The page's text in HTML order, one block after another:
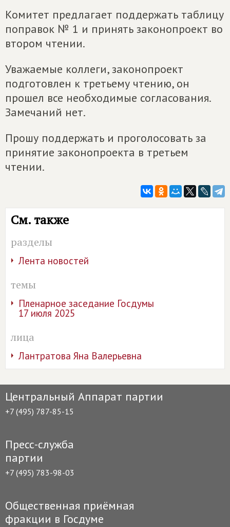
Комитет предлагает поддержать таблицу
поправок № 1 и принять законопроект во
втором чтении.
Уважаемые коллеги, законопроект
подготовлен к третьему чтению, он
прошел все необходимые согласования.
Замечаний нет.
Прошу поддержать и проголосовать за
принятие законопроекта в третьем
чтении.
См. также
разделы
Лента новостей
темы
Пленарное заседание Госдумы
17 июля 2025
лица
Лантратова Яна Валерьевна
Центральный Аппарат партии
+7 (495) 787-85-15
Пресс-служба
партии
+7 (495) 783-98-03
Общественная приёмная
фракции в Госдуме